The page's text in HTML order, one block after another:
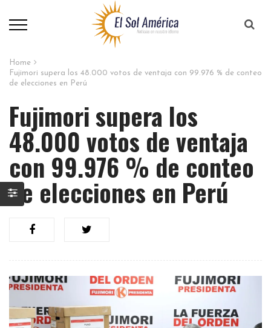
Home
Fujimori supera los 48.000 votos de ventaja con 99.976 % de conteo
de elecciones en Perú
Fujimori supera los
48.000 votos de ventaja
con 99.976 % de conteo
de elecciones en Perú